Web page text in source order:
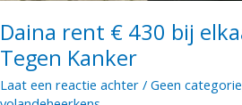
Daina rent € 430 bij
Tegen Kanker
Laat een reactie achter / Geen categorie